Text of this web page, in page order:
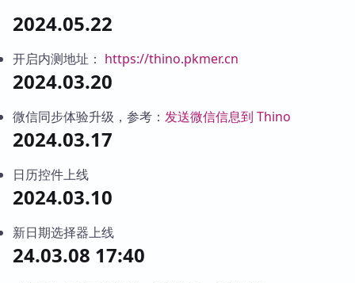
2024.05.22
开启内测地址： https://thino.pkmer.cn
2024.03.20
微信同步体验升级，参考： 发送微信信息到 Thino
2024.03.17
日历控件上线
2024.03.10
新日期选择器上线
24.03.08 17:40